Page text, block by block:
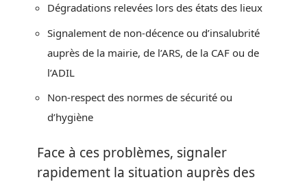
Dégradations relevées lors des états des lieux
Signalement de non-décence ou d’insalubrité
auprès de la mairie, de l’ARS, de la CAF ou de
l’ADIL
Non-respect des normes de sécurité ou
d’hygiène
Face à ces problèmes, signaler
rapidement la situation auprès des